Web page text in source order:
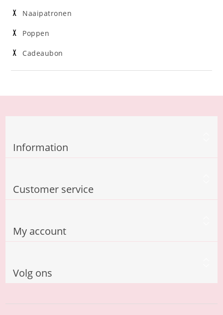
Naaipatronen
Poppen
Cadeaubon
Information
Customer service
My account
Volg ons